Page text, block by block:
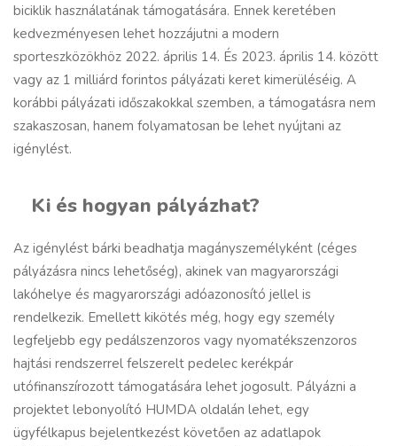
biciklik használatának támogatására. Ennek keretében
kedvezményesen lehet hozzájutni a modern
sporteszközökhöz 2022. április 14. És 2023. április 14. között
vagy az 1 milliárd forintos pályázati keret kimerüléséig. A
korábbi pályázati időszakokkal szemben, a támogatásra nem
szakaszosan, hanem folyamatosan be lehet nyújtani az
igénylést.
Ki és hogyan pályázhat?
Az igénylést bárki beadhatja magányszemélyként (céges
pályázásra nincs lehetőség), akinek van magyarországi
lakóhelye és magyarországi adóazonosító jellel is
rendelkezik. Emellett kikötés még, hogy egy személy
legfeljebb egy pedálszenzoros vagy nyomatékszenzoros
hajtási rendszerrel felszerelt pedelec kerékpár
utófinanszírozott támogatására lehet jogosult. Pályázni a
projektet lebonyolító HUMDA oldalán lehet, egy
ügyfélkapus bejelentkezést követően az adatlapok